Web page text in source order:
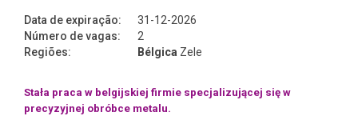
Data de expiração:
31-12-2026
Número de vagas:
2
Regiões:
Bélgica Zele
Stała praca w belgijskiej firmie specjalizującej się w
precyzyjnej obróbce metalu.